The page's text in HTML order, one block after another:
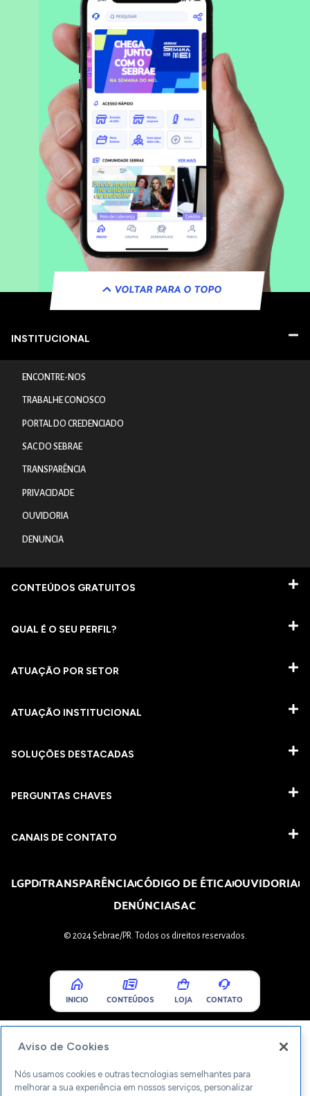
VOLTAR PARA O TOPO
INSTITUCIONAL
ENCONTRE-NOS
TRABALHE CONOSCO
PORTAL DO CREDENCIADO
SAC DO SEBRAE
TRANSPARÊNCIA
PRIVACIDADE
OUVIDORIA
DENUNCIA
CONTEÚDOS GRATUITOS
QUAL É O SEU PERFIL?
ATUAÇÃO POR SETOR
ATUAÇÃO INSTITUCIONAL
SOLUÇÕES DESTACADAS
PERGUNTAS CHAVES​
CANAIS DE CONTATO
LGPDTRANSPARÊNCIACÓDIGO DE ÉTICAOUVIDORIA
DENÚNCIASAC
© 2024 Sebrae/PR. Todos os direitos reservados.
INICIO CONTEÚDOS LOJA CONTATO
Aviso de Cookies
Nós usamos cookies e outras tecnologias semelhantes para
melhorar a sua experiência em nossos serviços, personalizar